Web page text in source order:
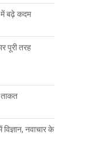
में बढ़े कदम
पूरी तरह
ताकत
विज्ञान, नवाचार के